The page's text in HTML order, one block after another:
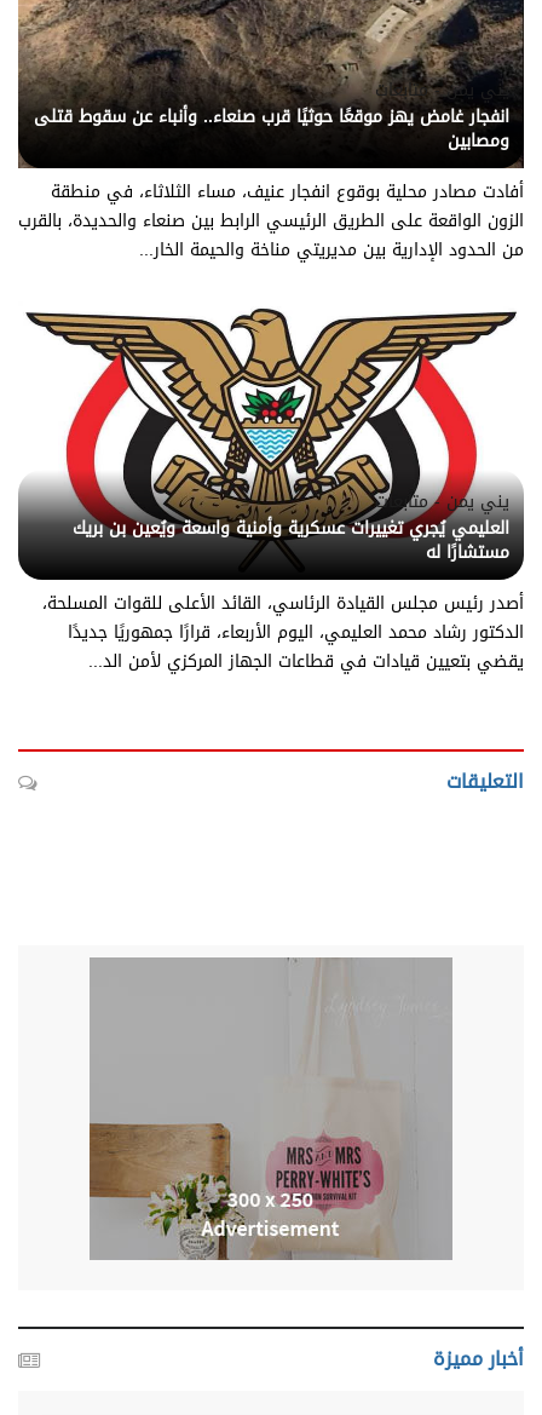
يني يمن - متابعات
انفجار غامض يهز موقعًا حوثيًا قرب صنعاء.. وأنباء عن سقوط قتلى
ومصابين
أفادت مصادر محلية بوقوع انفجار عنيف، مساء الثلاثاء، في منطقة
الزون الواقعة على الطريق الرئيسي الرابط بين صنعاء والحديدة، بالقرب
من الحدود الإدارية بين مديريتي مناخة والحيمة الخار...
يني يمن - متابعات
العليمي يُجري تغييرات عسكرية وأمنية واسعة ويُعين بن بريك
مستشارًا له
أصدر رئيس مجلس القيادة الرئاسي، القائد الأعلى للقوات المسلحة،
الدكتور رشاد محمد العليمي، اليوم الأربعاء، قرارًا جمهوريًا جديدًا
يقضي بتعيين قيادات في قطاعات الجهاز المركزي لأمن الد...
التعليقات
أخبار مميزة